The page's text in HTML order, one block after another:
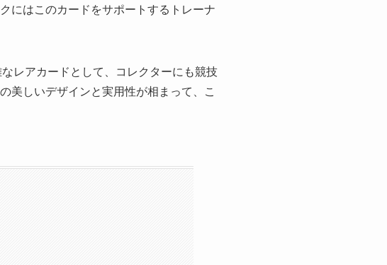
にはこのカードをサポートするトレーナ
レアカードとして、コレクターにも競技
美しいデザインと実用性が相まって、こ